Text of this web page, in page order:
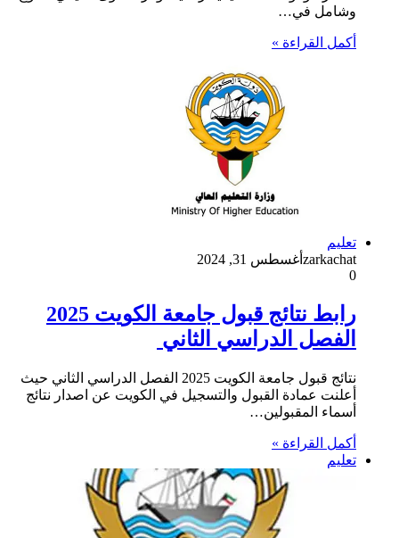
وشامل في…
أكمل القراءة »
تعليم
zarkachat أغسطس 31, 2024
0
رابط نتائج قبول جامعة الكويت 2025
الفصل الدراسي الثاني
نتائج قبول جامعة الكويت 2025 الفصل الدراسي الثاني حيث
أعلنت عمادة القبول والتسجيل في الكويت عن اصدار نتائج
أسماء المقبولين…
أكمل القراءة »
تعليم